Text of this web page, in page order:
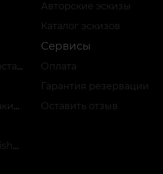
Авторские эскизы
Каталог эскизов
Voice of Culture: Ностальгия по 2000-м
Перманентный макияж
Тату-мир Zinaida Vishenka
Сервисы
Оплата
Гарантия резервации
Оставить отзыв